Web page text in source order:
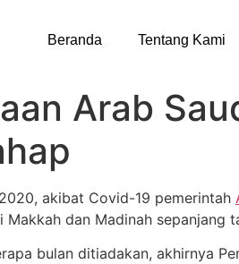
Beranda Tentang Kami
Arab
akibat Covid-19 pemerintah
Makkah dan Madinah sepanjang
bulan ditiadakan, akhirnya